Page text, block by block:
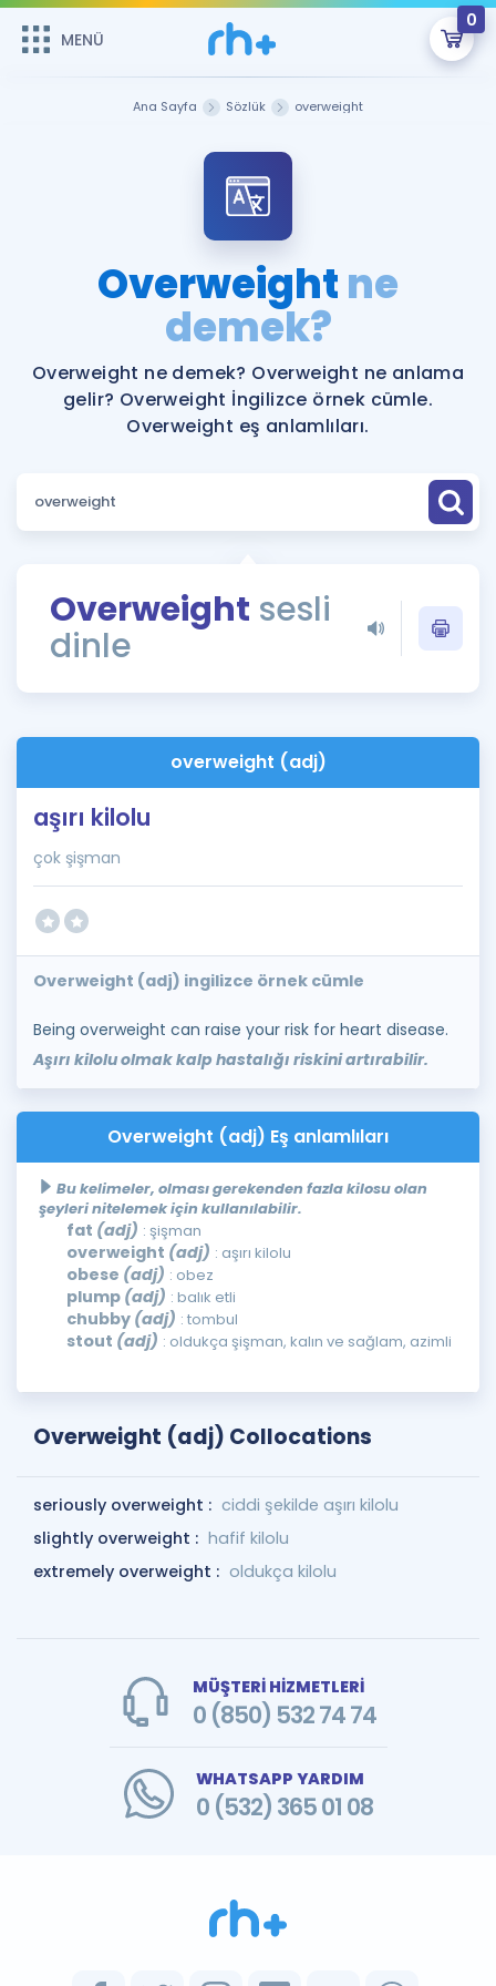
MENÜ
0
Şifremi Hatırlamıyorum
Sepetin Şu An Boş.
Remzi Hoca ile seni sınava hazırlayacak onlarca eğitim seni
bekliyor!
MENÜ
Katılımcı Görüşleri
Faydalı Araçlar
Ücretsiz Kaynaklar
Puan Hesaplama
ÖSYM Sınav Takvimi
Kampanyalar
İngilizce Gramer
İngilizce Gramer
Ana Sayfa Sözlük overweight
Overweightne
demek?
Overweight ne demek? Overweight ne anlama
gelir? Overweight İngilizce örnek cümle.
Overweight eş anlamlıları.
Overweight sesli
dinle
overweight (adj)
aşırı kilolu
çok şişman
Overweight (adj) ingilizce örnek cümle
Being overweight can raise your risk for heart disease.
Aşırı kilolu olmak kalp hastalığı riskini artırabilir.
Overweight (adj) Eş anlamlıları
Bu kelimeler, olması gerekenden fazla kilosu olan
şeyleri nitelemek için kullanılabilir.
fat (adj) : şişman
overweight (adj) : aşırı kilolu
obese (adj) : obez
plump (adj) : balık etli
chubby (adj) : tombul
stout (adj) : oldukça şişman, kalın ve sağlam, azimli
Overweight (adj) Collocations
seriously overweight : ciddi şekilde aşırı kilolu
slightly overweight : hafif kilolu
extremely overweight : oldukça kilolu
MÜŞTERİ HİZMETLERİ
0 (850) 532 74 74
WHATSAPP YARDIM
0 (532) 365 01 08